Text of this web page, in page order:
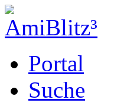
Portal
Suche